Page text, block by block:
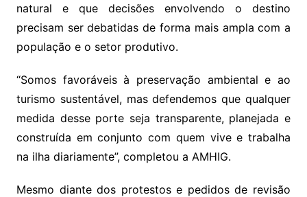
natural e que decisões envolvendo o destino
precisam ser debatidas de forma mais ampla com a
população e o setor produtivo.
“Somos favoráveis à preservação ambiental e ao
turismo sustentável, mas defendemos que qualquer
medida desse porte seja transparente, planejada e
construída em conjunto com quem vive e trabalha
na ilha diariamente”, completou a AMHIG.
Mesmo diante dos protestos e pedidos de revisão